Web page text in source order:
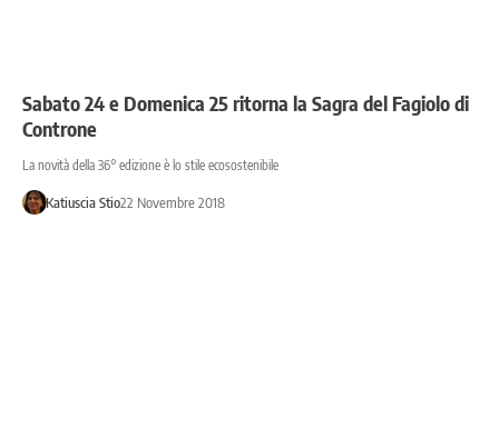
Sabato 24 e Domenica 25 ritorna la Sagra del Fagiolo di
Controne
La novità della 36° edizione è lo stile ecosostenibile
Katiuscia Stio22 Novembre 2018